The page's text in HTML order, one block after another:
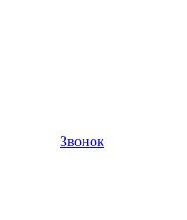
Звонок